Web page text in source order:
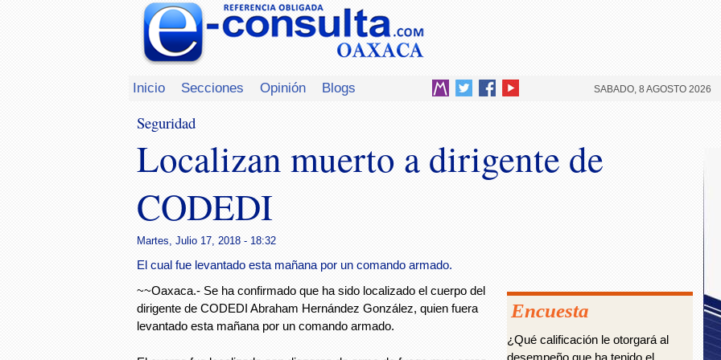
Inicio Secciones Opinión Blogs SABADO, 8 AGOSTO 2026
Seguridad
Localizan muerto a dirigente de
CODEDI
Martes, Julio 17, 2018 - 18:32
El cual fue levantado esta mañana por un comando armado.
~~Oaxaca.- Se ha confirmado que ha sido localizado el cuerpo del
dirigente de CODEDI Abraham Hernández González, quien fuera
levantado esta mañana por un comando armado.
Encuesta
¿Qué calificación le otorgará al
desempeño que ha tenido el